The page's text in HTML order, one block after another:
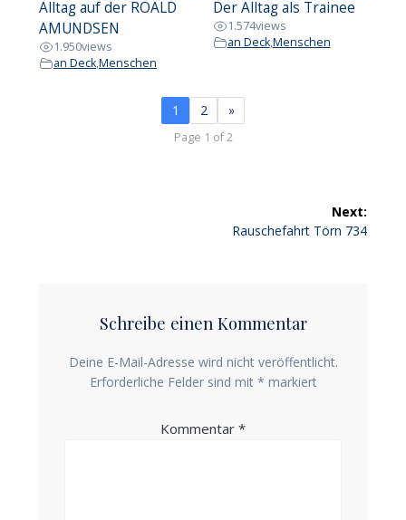
Alltag auf der ROALD
AMUNDSEN
1.950views
an Deck,Menschen
Der Alltag als Trainee
1.574views
an Deck,Menschen
1 2 »
Page 1 of 2
Next:
Next
Rauschefahrt Törn 734
Schreibe einen Kommentar
Deine E-Mail-Adresse wird nicht veröffentlicht.
Erforderliche Felder sind mit * markiert
Kommentar *